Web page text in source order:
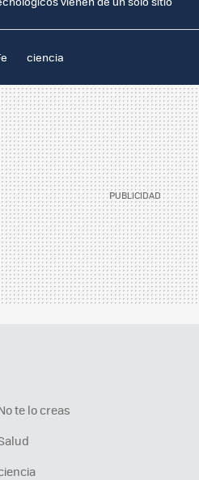
ciencia
te lo creas